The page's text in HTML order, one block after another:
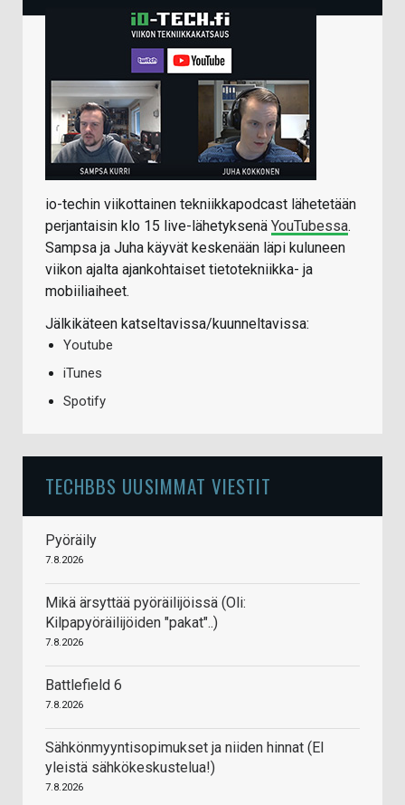
io-techin viikottainen tekniikkapodcast lähetetään
perjantaisin klo 15 live-lähetyksenä YouTubessa.
Sampsa ja Juha käyvät keskenään läpi kuluneen
viikon ajalta ajankohtaiset tietotekniikka- ja
mobiiliaiheet.
Jälkikäteen katseltavissa/kuunneltavissa:
Youtube
iTunes
Spotify
TECHBBS UUSIMMAT VIESTIT
Pyöräily
7.8.2026
Mikä ärsyttää pyöräilijöissä (Oli:
Kilpapyöräilijöiden "pakat"..)
7.8.2026
Battlefield 6
7.8.2026
Sähkönmyyntisopimukset ja niiden hinnat (EI
yleistä sähkökeskustelua!)
7.8.2026